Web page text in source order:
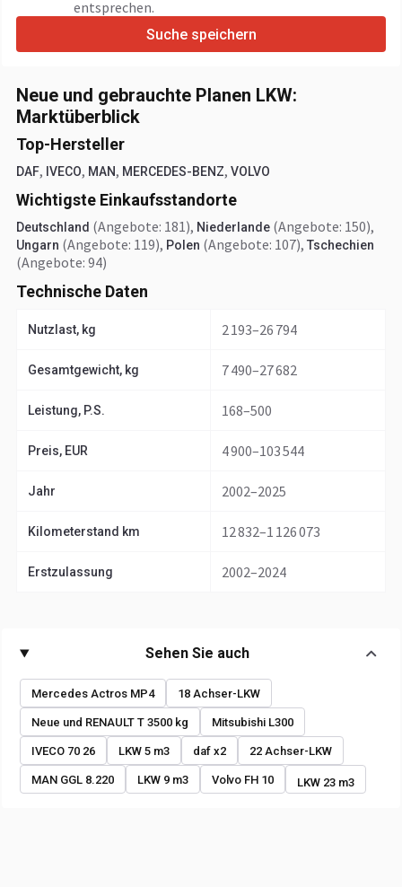
entsprechen.
Suche speichern
Neue und gebrauchte Planen LKW:
Marktüberblick
Top-Hersteller
DAF, IVECO, MAN, MERCEDES-BENZ, VOLVO
Wichtigste Einkaufsstandorte
Deutschland (Angebote: 181), Niederlande (Angebote: 150),
Ungarn (Angebote: 119), Polen (Angebote: 107), Tschechien
(Angebote: 94)
Technische Daten
Nutzlast, kg 2 193–26 794
Gesamtgewicht, kg 7 490–27 682
Leistung, P.S. 168–500
Preis, EUR 4 900–103 544
Jahr 2002–2025
Kilometerstand km 12 832–1 126 073
Erstzulassung 2002–2024
Sehen Sie auch
Mercedes Actros MP4 18 Achser-LKW
Neue und RENAULT T 3500 kg Mitsubishi L300
IVECO 70 26 LKW 5 m3 daf x2 22 Achser-LKW
MAN GGL 8.220 LKW 9 m3 Volvo FH 10 LKW 23 m3